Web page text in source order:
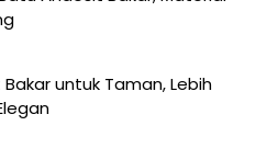
untuk Taman, Lebih